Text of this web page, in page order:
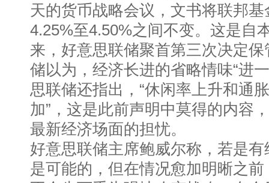
天的货币战略会议，文书将联邦
4.25%至4.50%之间不变。这是自
来，好意思联储聚首第三次决定
储以为，经济长进的省略情味“进
思联储还指出，“休闲率上升和通
加”，这是此前声明中莫得的内容
最新经济场面的担忧。
好意思联储主席鲍威尔称，若是
是可能的，但在情况愈加明晰之